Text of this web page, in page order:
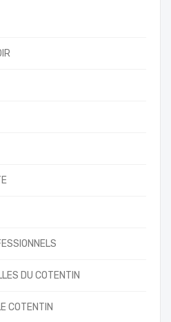
DU COTENTIN
COTENTIN